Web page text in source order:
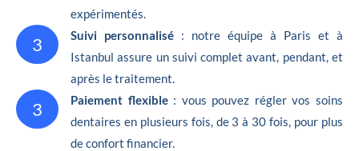
expérimentés.
3 Suivi personnalisé : notre équipe à Paris et à
Istanbul assure un suivi complet avant, pendant, et
après le traitement.
3 Paiement flexible: vous pouvez régler vos soins
dentaires en plusieurs fois, de 3 à 30 fois, pour plus
de confort financier.